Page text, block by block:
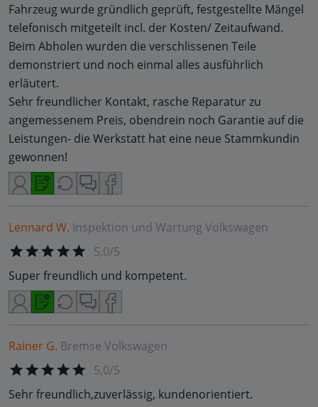
Fahrzeug wurde gründlich geprüft, festgestellte Mängel
telefonisch mitgeteilt incl. der Kosten/ Zeitaufwand.
Beim Abholen wurden die verschlissenen Teile
demonstriert und noch einmal alles ausführlich
erläutert.
Sehr freundlicher Kontakt, rasche Reparatur zu
angemessenem Preis, obendrein noch Garantie auf die
Leistungen- die Werkstatt hat eine neue Stammkundin
gewonnen!
Lennard W. Inspektion und Wartung Volkswagen
5,0/5
Super freundlich und kompetent.
Rainer G. Bremse Volkswagen
5,0/5
Sehr freundlich,zuverlässig, kundenorientiert.